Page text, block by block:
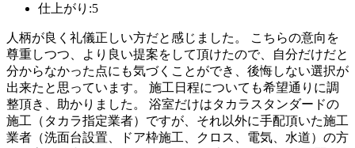
仕上がり:5
人柄が良く礼儀正しい方だと感じました。 こちらの意向を
尊重しつつ、より良い提案をして頂けたので、自分だけだと
分からなかった点にも気づくことができ、後悔しない選択が
出来たと思っています。 施工日程についても希望通りに調
整頂き、助かりました。 浴室だけはタカラスタンダードの
施工（タカラ指定業者）ですが、それ以外に手配頂いた施工
業者（洗面台設置、ドア枠施工、クロス、電気、水道）の方